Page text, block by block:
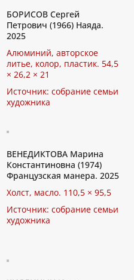
БОРИСОВ Сергей
Петрович (1966) Наяда.
2025
Алюминий, авторское
литье, колор, пластик. 54,5
× 26,2 × 21
Источник: собрание семьи
художника
ВЕНЕДИКТОВА Марина
Константиновна (1974)
Французская манера. 2025
Холст, масло. 110,5 × 95,5
Источник: собрание семьи
художника